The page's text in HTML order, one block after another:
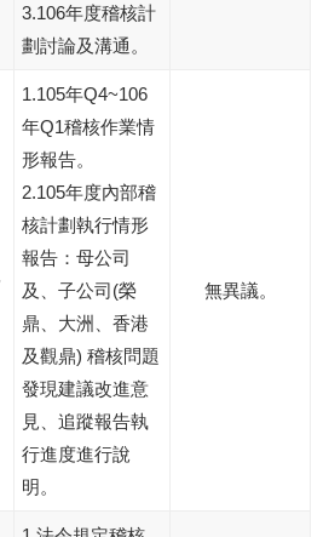
3.106年度稽核計
劃討論及溝通。
1.105年Q4~106
年Q1稽核作業情
形報告。
2.105年度內部稽
核計劃執行情形
報告：母公司
及、子公司(榮
鼎、大洲、香港
及觀鼎) 稽核問題
發現建議改進意
見、追蹤報告執
行進度進行說
明。
無異議。